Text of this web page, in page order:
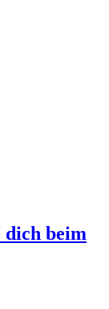
dich beim